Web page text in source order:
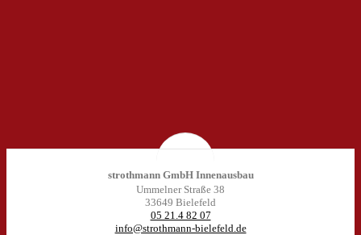
strothmann GmbH Innenausbau
Ummelner Straße 38
33649 Bielefeld
05 21.4 82 07
info@strothmann-bielefeld.de